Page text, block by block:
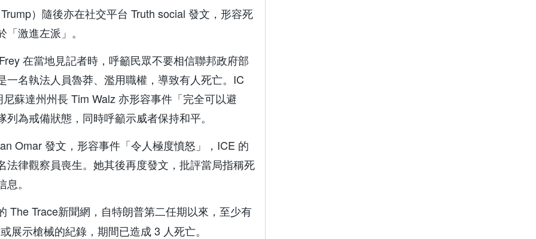
）隨後亦在社交平台 Truth social 發文，形容死
激進左派」。
在當地見記者時，呼籲民眾不要相信聯邦政府部
一名執法人員魯莽、濫用職權，導致有人死亡。IC
蘇達州州長 Tim Walz 亦形容事件「完全可以避
為戒備狀態，同時呼籲示威者保持和平。
Omar 發文，形容事件「令人極度憤怒」，ICE 的
法律觀察員喪生。她其後再度發文，批評當局指稱死
。
The Trace新聞網，自特朗普第二任期以來，至少有
展示槍械的紀錄，期間已造成 3 人死亡。